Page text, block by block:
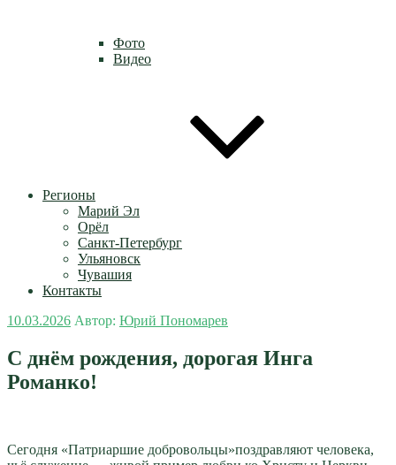
Фото
Видео
Регионы
Марий Эл
Орёл
Санкт-Петербург
Ульяновск
Чувашия
Контакты
Опубликовано
10.03.2026 Автор: Юрий Пономарев
С днём рождения, дорогая Инга
Романко!
Сегодня «Патриаршие добровольцы»поздравляют человека,